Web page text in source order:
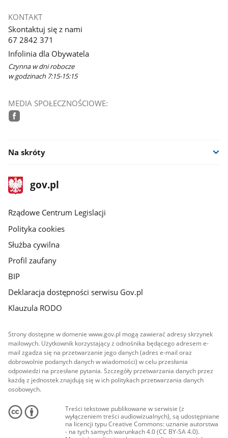
KONTAKT
Skontaktuj się z nami
67 2842 371
Infolinia dla Obywatela
Czynna w dni robocze
w godzinach 7:15-15:15
MEDIA SPOŁECZNOŚCIOWE:
Na skróty
stopka
gov.plStrona
gov.pl
Rządowe Centrum Legislacji
Polityka cookies
Służba cywilna
Profil zaufany
BIP
Deklaracja dostępności serwisu Gov.pl
Klauzula RODO
Strony dostępne w domenie www.gov.pl mogą zawierać adresy skrzynek
mailowych. Użytkownik korzystający z odnośnika będącego adresem e-
mail zgadza się na przetwarzanie jego danych (adres e-mail oraz
dobrowolnie podanych danych w wiadomości) w celu przesłania
odpowiedzi na przesłane pytania. Szczegóły przetwarzania danych przez
każdą z jednostek znajdują się w ich politykach przetwarzania danych
osobowych.
Treści tekstowe publikowane w serwisie (z
wyłączeniem treści audiowizualnych), są udostępniane
na licencji typu Creative Commons: uznanie autorstwa
- na tych samych warunkach 4.0 (CC BY-SA 4.0).